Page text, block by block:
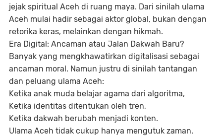
jejak spiritual Aceh di ruang maya. Dari sinilah ulama
Aceh mulai hadir sebagai aktor global, bukan dengan
retorika keras, melainkan dengan hikmah.
Era Digital: Ancaman atau Jalan Dakwah Baru?
Banyak yang mengkhawatirkan digitalisasi sebagai
ancaman moral. Namun justru di sinilah tantangan
dan peluang ulama Aceh:
Ketika anak muda belajar agama dari algoritma,
Ketika identitas ditentukan oleh tren,
Ketika dakwah berubah menjadi konten.
Ulama Aceh tidak cukup hanya mengutuk zaman.